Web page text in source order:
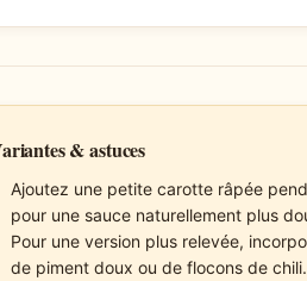
& astuces
Ajoutez une petite carotte râpée
pour une sauce naturellement plus
Pour une version plus relevée,
de piment doux ou de flocons de chili.